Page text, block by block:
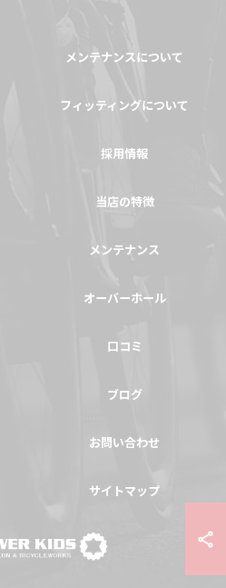
メンテナンスについて
フィッティングについて
採用情報
当店の特徴
メンテナンス
オーバーホール
口コミ
ブログ
お問い合わせ
サイトマップ